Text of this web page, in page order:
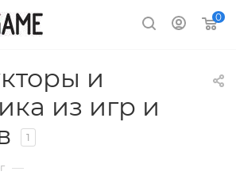
0
и
из игр и
1
—